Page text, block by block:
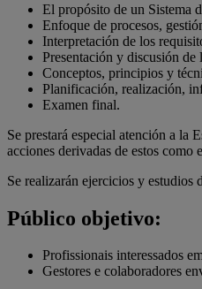
El propósito de un Sistema
Enfoque de procesos,
Interpretación de los
Presentación y discusión de
Conceptos, principios y
Planificación, realización,
Examen final.
Se prestará especial atención a la
acciones derivadas de estos
Se realizarán ejercicios y estudios
Público objetivo:
Profissionais interessados
Gestores e colaboradores